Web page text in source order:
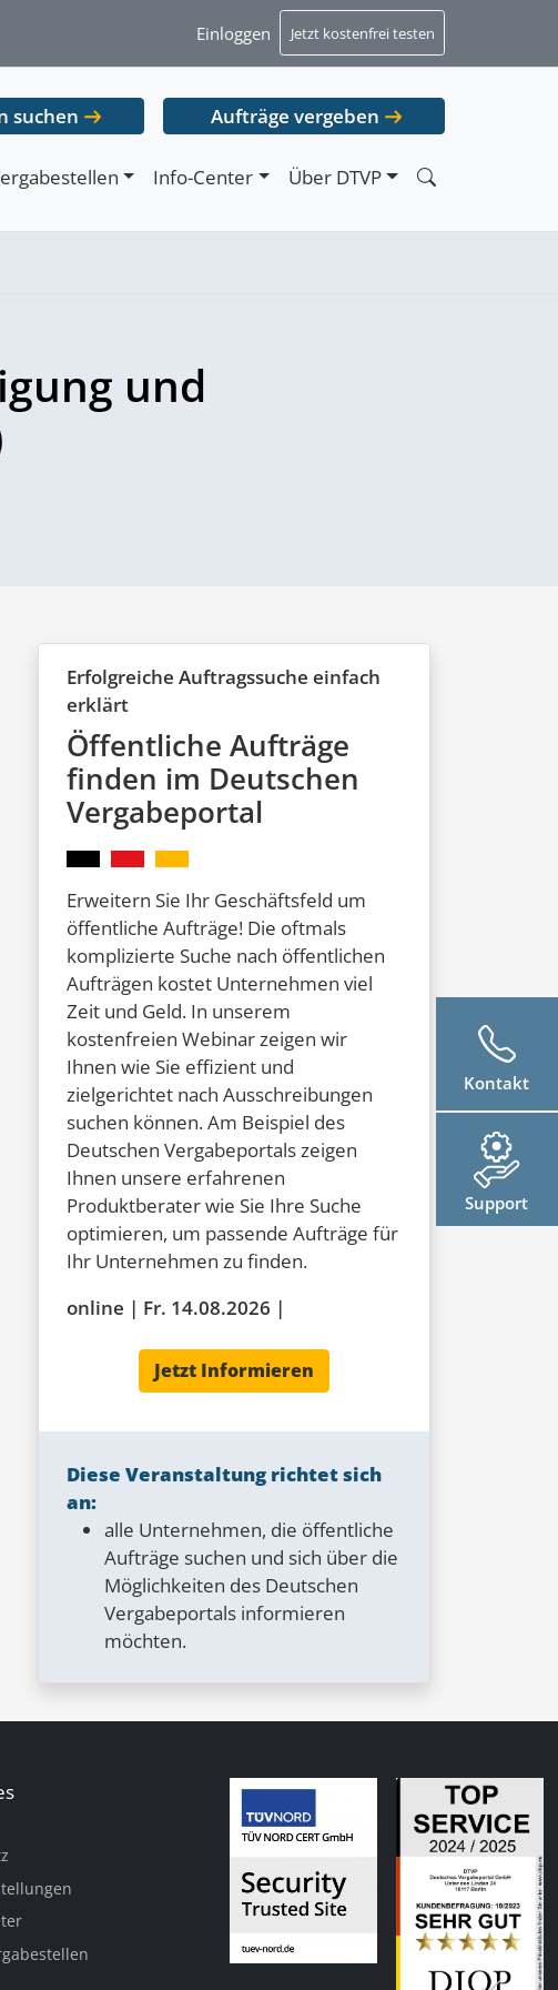
Einloggen Jetzt kostenfrei testen
suchen Aufträge vergeben
Info-Center Über DTVP
und
Erfolgreiche Auftragssuche einfach
erklärt
Öffentliche Aufträge
finden im Deutschen
Vergabeportal
Erweitern Sie Ihr Geschäftsfeld um
öffentliche Aufträge! Die oftmals
komplizierte Suche nach öffentlichen
Aufträgen kostet Unternehmen viel
Zeit und Geld. In unserem
kostenfreien Webinar zeigen wir
Ihnen wie Sie effizient und
zielgerichtet nach Ausschreibungen
suchen können. Am Beispiel des
Deutschen Vergabeportals zeigen
Ihnen unsere erfahrenen
Produktberater wie Sie Ihre Suche
optimieren, um passende Aufträge für
Ihr Unternehmen zu finden.
online | Fr. 14.08.2026 |
Jetzt Informieren
Diese Veranstaltung richtet sich
an:
alle Unternehmen, die öffentliche
Aufträge suchen und sich über die
Möglichkeiten des Deutschen
Vergabeportals informieren
möchten.
Kontakt
Support